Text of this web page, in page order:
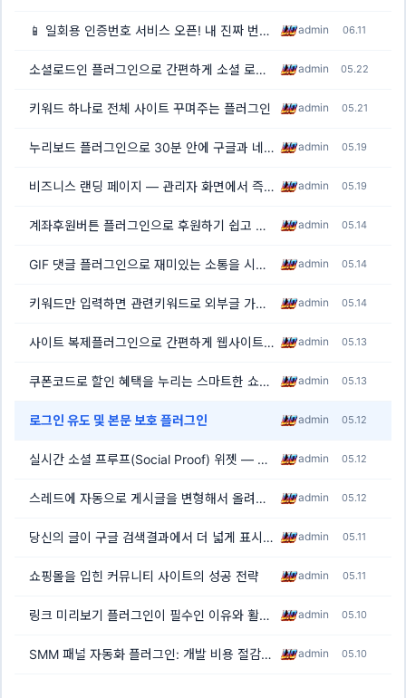
📱 일회용 인증번호 서비스 오픈! 내 진짜 번호 노출 없이 가입하세요 admin 06.11
소셜로드인 플러그인으로 간편하게 소셜 로그인 구현하기 admin 05.22
키워드 하나로 전체 사이트 꾸며주는 플러그인 admin 05.21
누리보드 플러그인으로 30분 안에 구글과 네이버에 노출되기 admin 05.19
비즈니스 랜딩 페이지 — 관리자 화면에서 즉시 수정하는 업체 전면 소개 페이지 admin 05.19
계좌후원버튼 플러그인으로 후원하기 쉽고 편리하게 만들기 admin 05.14
GIF 댓글 플러그인으로 재미있는 소통을 시작하세요 [1]
admin 05.14
키워드만 입력하면 관련키워드로 외부글 가져와서 재생성 해주는 플러그인 admin 05.14
사이트 복제플러그인으로 간편하게 웹사이트 복사하기 admin 05.13
쿠폰코드로 할인 혜택을 누리는 스마트한 쇼핑 가이드 [1]
admin 05.13
로그인 유도 및 본문 보호 플러그인 admin 05.12
실시간 소셜 프루프(Social Proof) 위젯 — 방문자의 시선을 잡아두는 가장 쉬운 방법 admin 05.12
스레드에 자동으로 게시글을 변형해서 올려주는 플러그인 admin 05.12
당신의 글이 구글 검색결과에서 더 넓게 표시됩니다[목차플러그인] admin 05.11
쇼핑몰을 입힌 커뮤니티 사이트의 성공 전략 admin 05.11
링크 미리보기 플러그인이 필수인 이유와 활용법 admin 05.10
SMM 패널 자동화 플러그인: 개발 비용 절감부터 커뮤니티 활성화까지 admin 05.10